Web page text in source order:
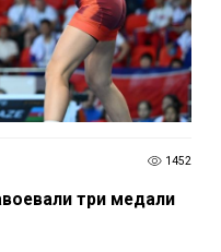
1452
три медали